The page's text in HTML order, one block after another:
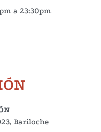
a 23:30pm
Bariloche